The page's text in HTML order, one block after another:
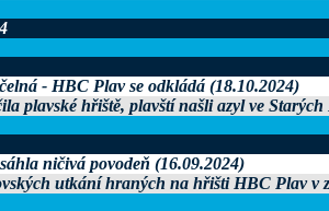
- HBC Plav se odkládá (18.10.2024)
plavské hřiště, plavští našli azyl ve
ničivá povodeň (16.09.2024)
utkání hraných na hřišti HBC Plav v